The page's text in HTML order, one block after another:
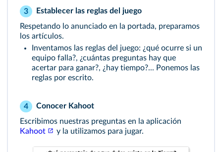
3
Establecer las reglas del juego
Respetando lo anunciado en la portada, preparamos
los artículos.
Inventamos las reglas del juego: ¿qué ocurre si un
equipo falla?, ¿cuántas preguntas hay que
acertar para ganar?, ¿hay tiempo?... Ponemos las
reglas por escrito.
4
Conocer Kahoot
Escribimos nuestras preguntas en la aplicación
Kahoot
y la utilizamos para jugar.